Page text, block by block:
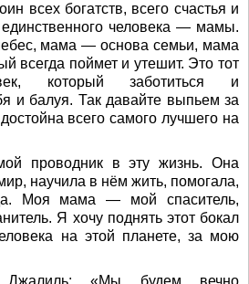
всех богатств, всего счастья и
человека — мамы.
мама — основа семьи, мама
всегда поймет и утешит. Это тот
который заботиться и
и балуя. Так давайте выпьем за
всего самого лучшего на
проводник в эту жизнь. Она
научила в нём жить, помогала,
Моя мама — мой спаситель,
Я хочу поднять этот бокал
на этой планете, за мою
«Мы будем вечно